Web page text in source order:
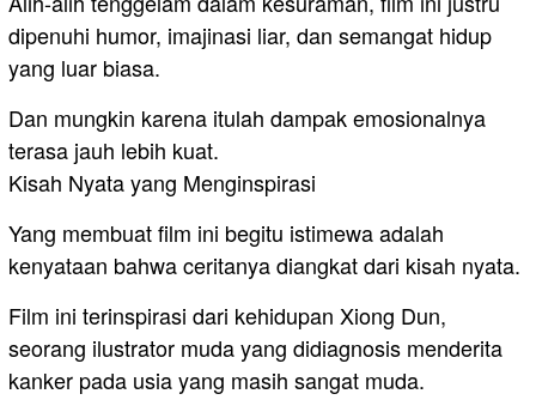
dipenuhi humor, imajinasi liar, dan semangat hidup
yang luar biasa.
Dan mungkin karena itulah dampak emosionalnya
terasa jauh lebih kuat.
Kisah Nyata yang Menginspirasi
Yang membuat film ini begitu istimewa adalah
kenyataan bahwa ceritanya diangkat dari kisah nyata.
Film ini terinspirasi dari kehidupan Xiong Dun,
seorang ilustrator muda yang didiagnosis menderita
kanker pada usia yang masih sangat muda.